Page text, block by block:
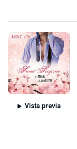
Vista previa